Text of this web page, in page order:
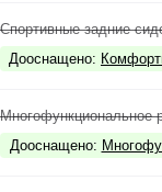
Спортивные задние
Дооснащено:
Многофункциональное
Дооснащено: